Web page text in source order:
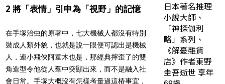
2 將「表情」引申為「視野」的記憶
在手塚治虫的原著中，七大機械人都沒有特別
裝成人類外貌，也就是說一眼便可認出是機械
人，連小飛俠阿童木也是，那經典擰歪了的雙
角造型令他從人羣中突顯出來，而不是融入社
會日常。手塚大概沒有怎樣考量過這樁事宜，
日本著名推理
小說大師、
「神探伽利
略」系列、
《解憂雜貨
店》作者東野
圭吾逝世 享年